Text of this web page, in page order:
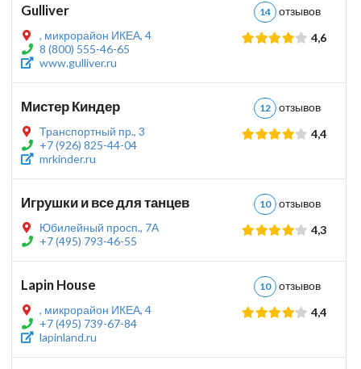
Gulliver 14 отзывов
, микрорайон ИКЕА, 4
8 (800) 555-46-65
www.gulliver.ru
4,6
Мистер Киндер 12 отзывов
Транспортный пр., 3
+7 (926) 825-44-04
mrkinder.ru
4,4
Игрушки и все для танцев 10 отзывов
Юбилейный просп., 7А
+7 (495) 793-46-55
4,3
Lapin House 10 отзывов
, микрорайон ИКЕА, 4
+7 (495) 739-67-84
lapinland.ru
4,4